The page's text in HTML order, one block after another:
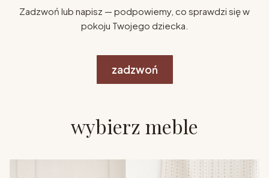
Zadzwoń lub napisz — podpowiemy, co sprawdzi się w
pokoju Twojego dziecka.
zadzwoń
wybierz meble